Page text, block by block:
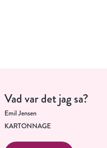
Vad var det jag sa?
Emil Jensen
KARTONNAGE